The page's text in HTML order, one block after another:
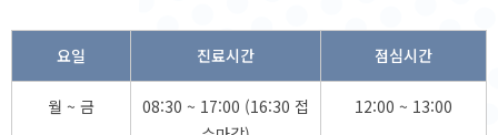
요일 진료시간 점심시간
월 ~ 금
08:30 ~ 17:00 (16:30 접
12:00 ~ 13:00